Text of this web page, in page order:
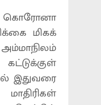
மிகக்
இதுவரை